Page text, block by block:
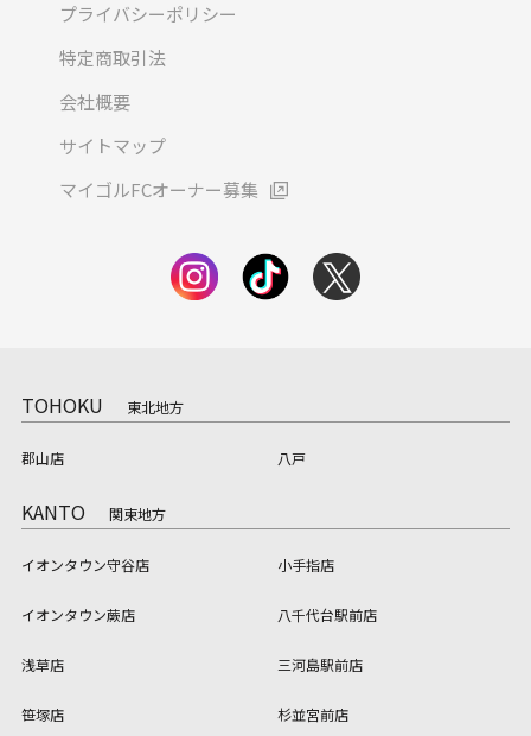
プライバシーポリシー
特定商取引法
会社概要
サイトマップ
マイゴルFCオーナー募集
TOHOKU 東北地方
郡山店 八戸
KANTO 関東地方
イオンタウン守谷店 小手指店
イオンタウン蕨店 八千代台駅前店
浅草店 三河島駅前店
笹塚店 杉並宮前店